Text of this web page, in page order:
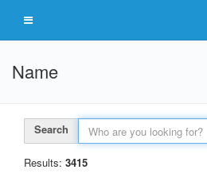
Name
Search
Results: 3415